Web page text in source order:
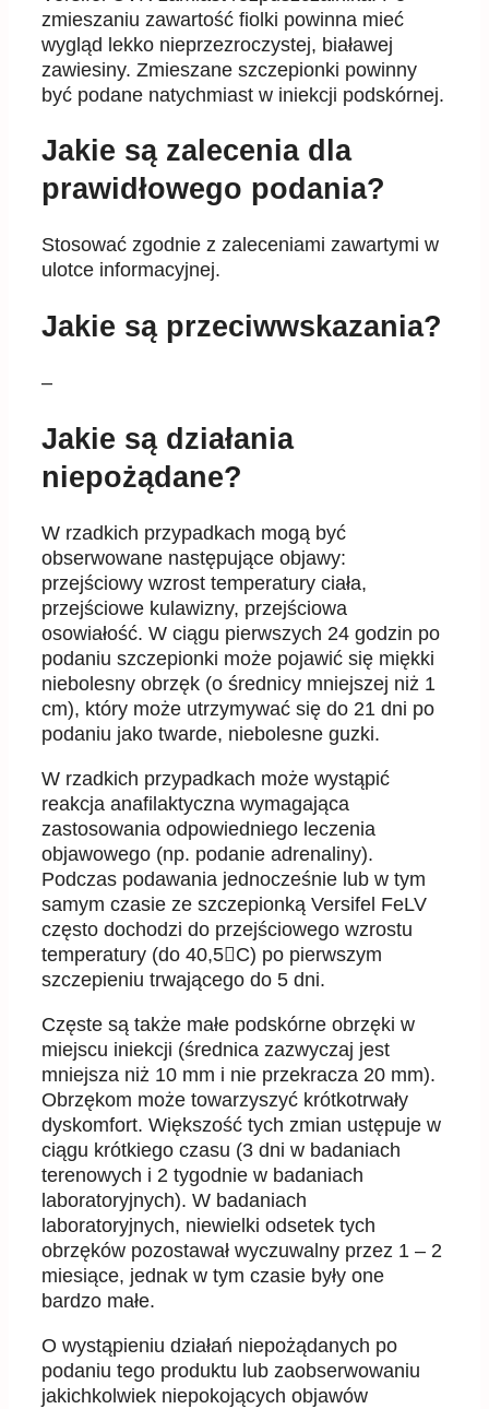
zmieszaniu zawartość fiolki powinna mieć
wygląd lekko nieprzezroczystej, białawej
zawiesiny. Zmieszane szczepionki powinny
być podane natychmiast w iniekcji podskórnej.
Jakie są zalecenia dla
prawidłowego podania?
Stosować zgodnie z zaleceniami zawartymi w
ulotce informacyjnej.
Jakie są przeciwwskazania?
–
Jakie są działania
niepożądane?
W rzadkich przypadkach mogą być
obserwowane następujące objawy:
przejściowy wzrost temperatury ciała,
przejściowe kulawizny, przejściowa
osowiałość. W ciągu pierwszych 24 godzin po
podaniu szczepionki może pojawić się miękki
niebolesny obrzęk (o średnicy mniejszej niż 1
cm), który może utrzymywać się do 21 dni po
podaniu jako twarde, niebolesne guzki.
W rzadkich przypadkach może wystąpić
reakcja anafilaktyczna wymagająca
zastosowania odpowiedniego leczenia
objawowego (np. podanie adrenaliny).
Podczas podawania jednocześnie lub w tym
samym czasie ze szczepionką Versifel FeLV
często dochodzi do przejściowego wzrostu
temperatury (do 40,5C) po pierwszym
szczepieniu trwającego do 5 dni.
Częste są także małe podskórne obrzęki w
miejscu iniekcji (średnica zazwyczaj jest
mniejsza niż 10 mm i nie przekracza 20 mm).
Obrzękom może towarzyszyć krótkotrwały
dyskomfort. Większość tych zmian ustępuje w
ciągu krótkiego czasu (3 dni w badaniach
terenowych i 2 tygodnie w badaniach
laboratoryjnych). W badaniach
laboratoryjnych, niewielki odsetek tych
obrzęków pozostawał wyczuwalny przez 1 – 2
miesiące, jednak w tym czasie były one
bardzo małe.
O wystąpieniu działań niepożądanych po
podaniu tego produktu lub zaobserwowaniu
jakichkolwiek niepokojących objawów